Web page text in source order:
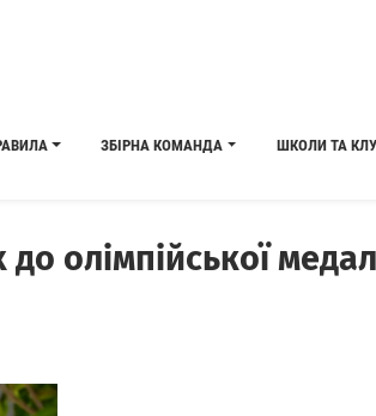
ЗБІРНА КОМАНДА ШКОЛИ ТА
олімпійської